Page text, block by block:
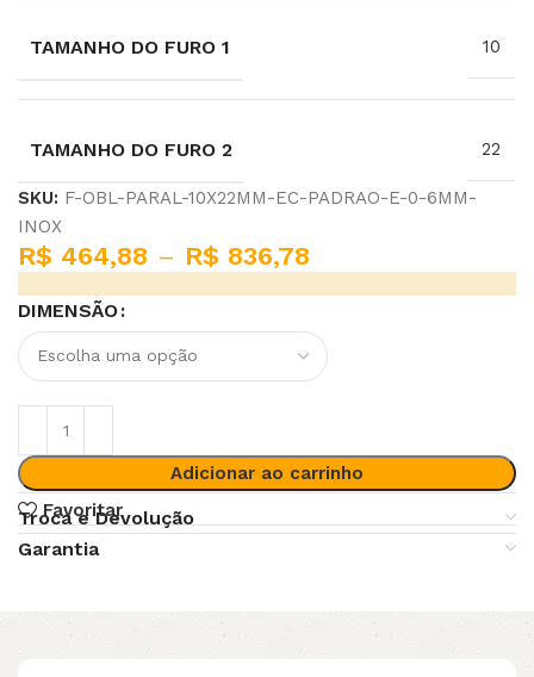
TAMANHO DO FURO 1 10
TAMANHO DO FURO 2 22
SKU: F-OBL-PARAL-10X22MM-EC-PADRAO-E-0-6MM-
INOX
R$ 464,88 – R$ 836,78
DIMENSÃO
Adicionar ao carrinho
Favoritar
Troca e Devolução
Garantia